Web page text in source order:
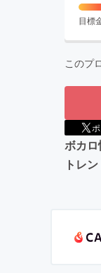
目標
このプ
ボカ
トレ